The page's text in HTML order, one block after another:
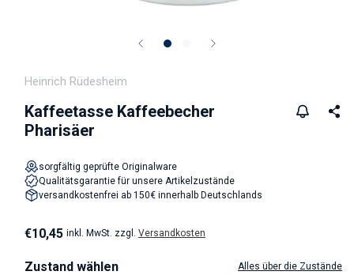
Heinrich Rüdesheim
Kaffeetasse Kaffeebecher
Pharisäer
sorgfältig geprüfte Originalware
Qualitätsgarantie für unsere Artikelzustände
versandkostenfrei ab 150€ innerhalb Deutschlands
Normaler Preis
€10,45 inkl. MwSt. zzgl. Versandkosten
Zustand wählen Alles über die Zustände